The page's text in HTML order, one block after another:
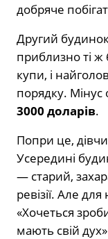
добряче
Другий
приблизно ті ж
купи, і
порядку. Мінус
3000 доларів.
Попри це,
Усередині
— старий,
ревізії. Але
«Хочеться
мають свій